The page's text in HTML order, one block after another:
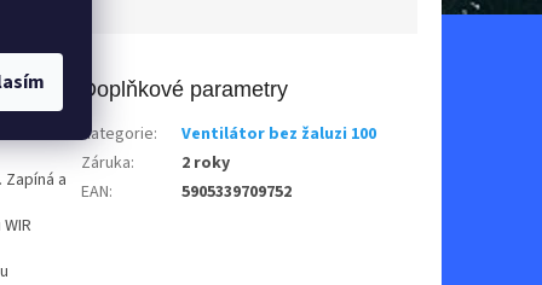
a
Doplňkové parametry
Kategorie:
Ventilátor bez žaluzi 100
Záruka:
2 roky
EAN: 5905339709752